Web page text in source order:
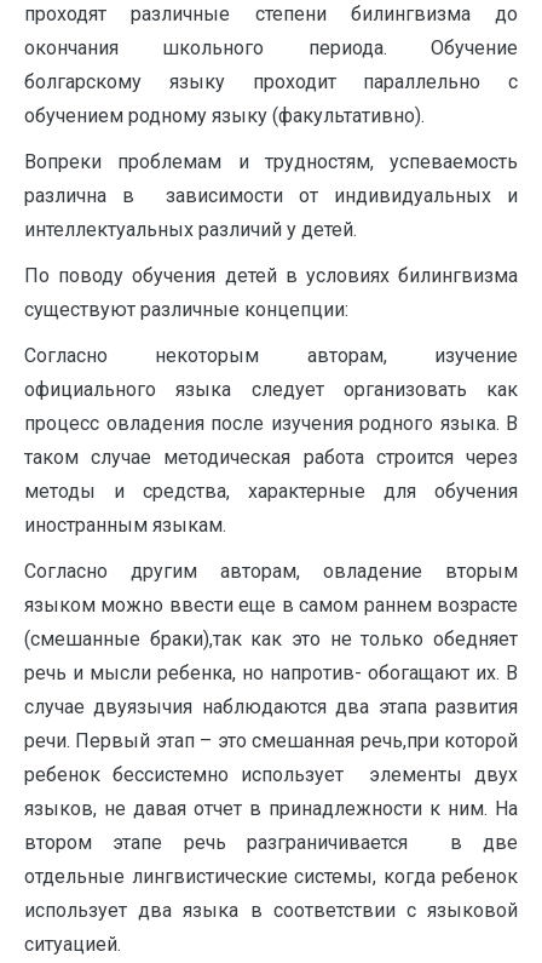
проходят различные степени билингвизма до
окончания школьного периода. Обучение
болгарскому языку проходит параллельно с
обучением родному языку (факультативно).
Вопреки проблемам и трудностям, успеваемость
различна в зависимости от индивидуальных и
интеллектуальных различий у детей.
По поводу обучения детей в условиях билингвизма
существуют различные концепции:
Согласно некоторым авторам, изучение
официального языка следует организовать как
процесс овладения после изучения родного языка. В
таком случае методическая работа строится через
методы и средства, характерные для обучения
иностранным языкам.
Согласно другим авторам, овладение вторым
языком можно ввести еще в самом раннем возрасте
(смешанные браки),так как это не только обедняет
речь и мысли ребенка, но напротив- обогащают их. В
случае двуязычия наблюдаются два этапа развития
речи. Первый этап – это смешанная речь,при которой
ребенок бессистемно использует элементы двух
языков, не давая отчет в принадлежности к ним. На
втором этапе речь разграничивается в две
отдельные лингвистические системы, когда ребенок
использует два языка в соответствии с языковой
ситуацией.